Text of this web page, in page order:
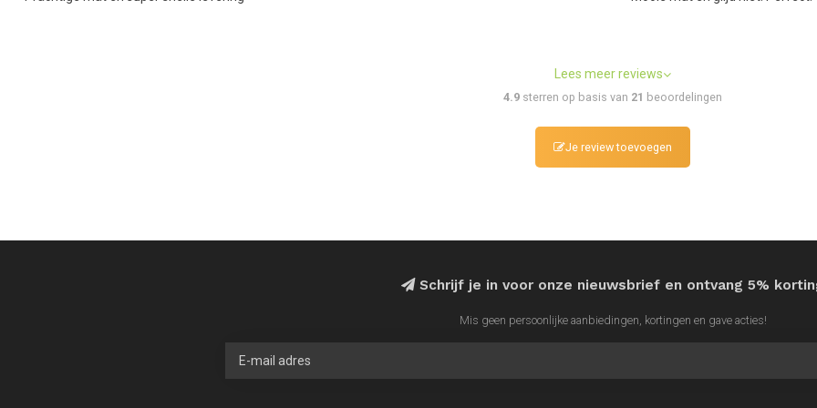
Lees meer reviews
4.9 sterren op basis van 21 beoordelingen
Je review toevoegen
Schrijf je in voor onze nieuwsbrief en ontvang 5%
Mis geen persoonlijke aanbiedingen, kortingen en gave acties!